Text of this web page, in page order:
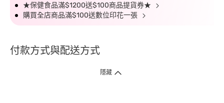
★保健食品滿$1200送$100商品提貨券★
購買全店商品滿$100送數位印花一張
付款方式與配送方式
隱藏